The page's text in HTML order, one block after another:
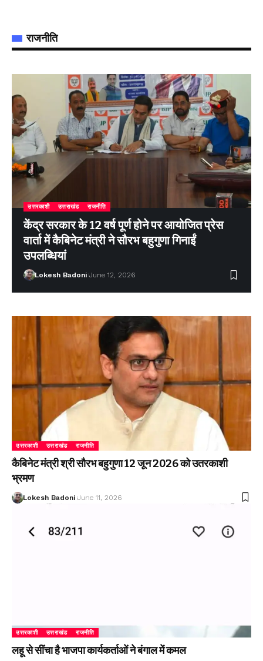
राजनीति
उत्तरकाशी उत्तराखंड राजनीति
केंद्र सरकार के 12 वर्ष पूर्ण होने पर आयोजित प्रेस
वार्ता में कैबिनेट मंत्री ने सौरभ बहुगुणा गिनाईं
उपलब्धियां
Lokesh Badoni June 12, 2026
उत्तरकाशी उत्तराखंड राजनीति
कैबिनेट मंत्री श्री सौरभ बहुगुणा 12 जून 2026 को उतरकाशी
भ्रमण
Lokesh Badoni June 11, 2026
उत्तरकाशी उत्तराखंड राजनीति
लहू से सींचा है भाजपा कार्यकर्ताओं ने बंगाल में कमल